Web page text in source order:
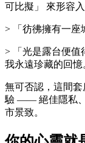
可比擬」 來形容入
> 「彷彿擁有一座
> 「光是露台便
我永遠珍藏的回憶
無可否認，這間
驗 —— 絕佳隱私
市景致。